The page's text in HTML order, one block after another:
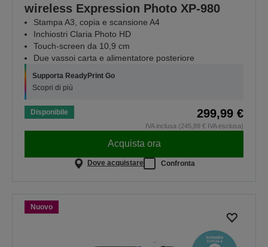
wireless Expression Photo XP-980
Stampa A3, copia e scansione A4
Inchiostri Claria Photo HD
Touch-screen da 10,9 cm
Due vassoi carta e alimentatore posteriore
Supporta ReadyPrint Go
Scopri di più
Disponibile 299,99 €
IVA inclusa (245,89 € IVA esclusa)
Acquista ora
Dove acquistare Confronta
Nuovo